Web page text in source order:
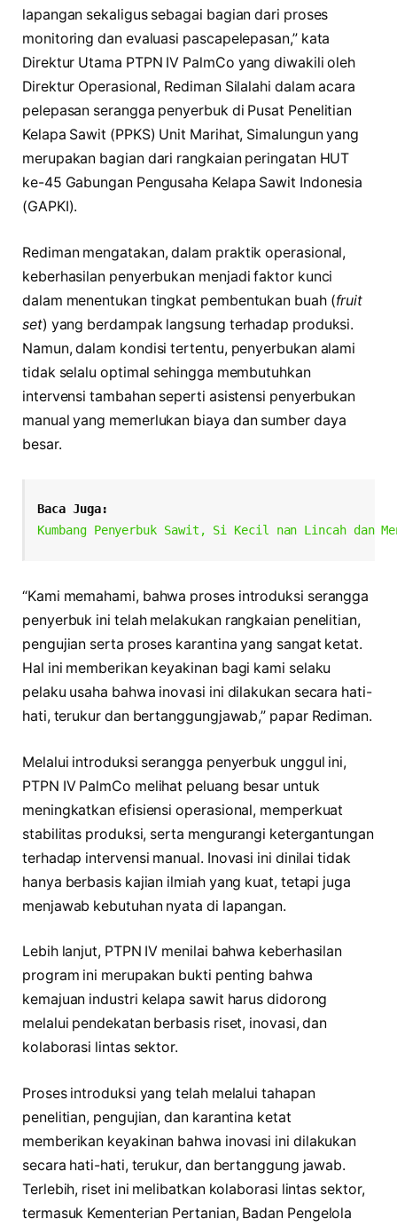
lapangan sekaligus sebagai bagian dari proses
monitoring dan evaluasi pascapelepasan,” kata
Direktur Utama PTPN IV PalmCo yang diwakili oleh
Direktur Operasional, Rediman Silalahi dalam acara
pelepasan serangga penyerbuk di Pusat Penelitian
Kelapa Sawit (PPKS) Unit Marihat, Simalungun yang
merupakan bagian dari rangkaian peringatan HUT
ke-45 Gabungan Pengusaha Kelapa Sawit Indonesia
(GAPKI).
Rediman mengatakan, dalam praktik operasional,
keberhasilan penyerbukan menjadi faktor kunci
dalam menentukan tingkat pembentukan buah (fruit
set) yang berdampak langsung terhadap produksi.
Namun, dalam kondisi tertentu, penyerbukan alami
tidak selalu optimal sehingga membutuhkan
intervensi tambahan seperti asistensi penyerbukan
manual yang memerlukan biaya dan sumber daya
besar.
Baca Juga:
Kumbang Penyerbuk Sawit, Si Kecil nan Lincah dan
“Kami memahami, bahwa proses introduksi serangga
penyerbuk ini telah melakukan rangkaian penelitian,
pengujian serta proses karantina yang sangat ketat.
Hal ini memberikan keyakinan bagi kami selaku
pelaku usaha bahwa inovasi ini dilakukan secara hati-
hati, terukur dan bertanggungjawab,” papar Rediman.
Melalui introduksi serangga penyerbuk unggul ini,
PTPN IV PalmCo melihat peluang besar untuk
meningkatkan efisiensi operasional, memperkuat
stabilitas produksi, serta mengurangi ketergantungan
terhadap intervensi manual. Inovasi ini dinilai tidak
hanya berbasis kajian ilmiah yang kuat, tetapi juga
menjawab kebutuhan nyata di lapangan.
Lebih lanjut, PTPN IV menilai bahwa keberhasilan
program ini merupakan bukti penting bahwa
kemajuan industri kelapa sawit harus didorong
melalui pendekatan berbasis riset, inovasi, dan
kolaborasi lintas sektor.
Proses introduksi yang telah melalui tahapan
penelitian, pengujian, dan karantina ketat
memberikan keyakinan bahwa inovasi ini dilakukan
secara hati-hati, terukur, dan bertanggung jawab.
Terlebih, riset ini melibatkan kolaborasi lintas sektor,
termasuk Kementerian Pertanian, Badan Pengelola